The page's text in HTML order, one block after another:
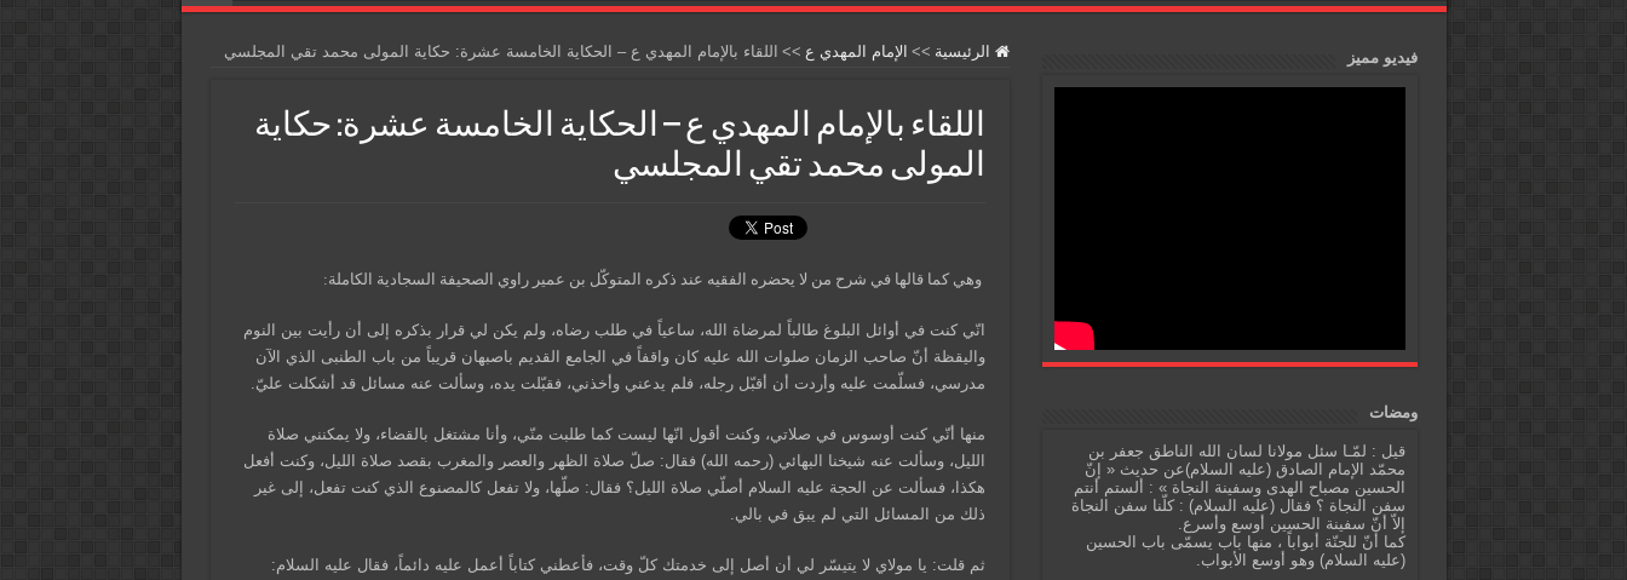
الرئيسية >> الإمام المهدي ع >> اللقاء بالإمام المهدي ع – الحكاية الخامسة عشرة: حكاية المولى محمد تقي المجلسي
اللقاء بالإمام المهدي ع – الحكاية الخامسة عشرة: حكاية
المولى محمد تقي المجلسي
وهي كما قالها في شرح من لا يحضره الفقيه عند ذكره المتوكّل بن عمير راوي الصحيفة السجادية الكاملة:
انّي كنت في أوائل البلوغ طالباً لمرضاة الله، ساعياً في طلب رضاه، ولم يكن لي قرار بذكره إلى أن رأيت بين النوم
واليقظة أنّ صاحب الزمان صلوات الله عليه كان واقفاً في الجامع القديم باصبهان قريباً من باب الطنبى الذي الآن
مدرسي، فسلّمت عليه وأردت أن أقبّل رجله، فلم يدعني وأخذني، فقبّلت يده، وسألت عنه مسائل قد أشكلت عليّ.
منها أنّي كنت أوسوس في صلاتي، وكنت أقول انّها ليست كما طلبت منّي، وأنا مشتغل بالقضاء، ولا يمكنني صلاة
الليل، وسألت عنه شيخنا البهائي (رحمه الله) فقال: صلّ صلاة الظهر والعصر والمغرب بقصد صلاة الليل، وكنت أفعل
هكذا، فسألت عن الحجة عليه السلام أصلّي صلاة الليل؟ فقال: صلّها، ولا تفعل كالمصنوع الذي كنت تفعل، إلى غير
ذلك من المسائل التي لم يبق في بالي.
ثم قلت: يا مولاي لا يتيسّر لي أن أصل إلى خدمتك كلّ وقت، فأعطني كتاباً أعمل عليه دائماً، فقال عليه السلام:
فيديو مميز
ومضات
قيل : لمّـا سئل مولانا لسان الله الناطق جعفر بن
محمّد الإمام الصادق (عليه السلام)عن حديث « إنّ
الحسين مصباح الهدى وسفينة النجاة » : ألستم أنتم
سفن النجاة ؟ فقال (عليه السلام) : كلّنا سفن النجاة
إلاّ أنّ سفينة الحسين أوسع وأسرع.
كما أنّ للجنّة أبواباً ، منها باب يسمّى باب الحسين
(عليه السلام) وهو أوسع الأبواب.